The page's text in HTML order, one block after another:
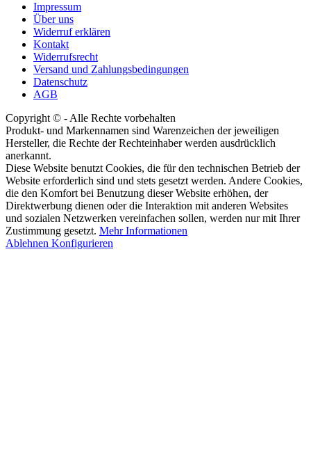
Impressum
Über uns
Widerruf erklären
Kontakt
Widerrufsrecht
Versand und Zahlungsbedingungen
Datenschutz
AGB
Copyright © - Alle Rechte vorbehalten
Produkt- und Markennamen sind Warenzeichen der jeweiligen
Hersteller, die Rechte der Rechteinhaber werden ausdrücklich
anerkannt.
Diese Website benutzt Cookies, die für den technischen Betrieb der
Website erforderlich sind und stets gesetzt werden. Andere Cookies,
die den Komfort bei Benutzung dieser Website erhöhen, der
Direktwerbung dienen oder die Interaktion mit anderen Websites
und sozialen Netzwerken vereinfachen sollen, werden nur mit Ihrer
Zustimmung gesetzt. Mehr Informationen
Ablehnen Konfigurieren